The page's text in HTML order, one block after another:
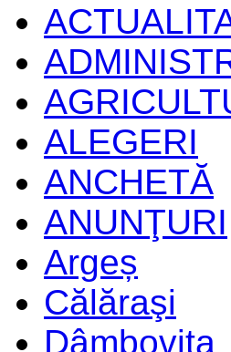
ALEGERI
ANCHETĂ
ANUNŢURI
Argeș
Călăraşi
Dâmboviţa